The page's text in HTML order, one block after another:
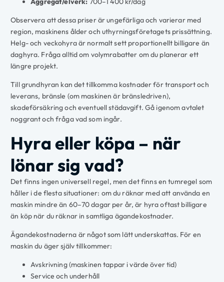
Observera att dessa priser är ungefärliga och varierar med
region, maskinens ålder och uthyrningsföretagets prissättning.
Helg- och veckohyra är normalt sett proportionellt billigare än
daghyra. Fråga alltid om volymrabatter om du planerar ett
längre projekt.
Till grundhyran kan det tillkomma kostnader för transport och
leverans, bränsle (om maskinen är bränsledriven),
skadeförsäkring och eventuell städavgift. Gå igenom avtalet
noggrant och fråga vad som ingår.
Hyra eller köpa – när
lönar sig vad?
Det finns ingen universell regel, men det finns en tumregel som
håller i de flesta situationer: om du räknar med att använda en
maskin mindre än 60–70 dagar per år, är hyra oftast billigare
än köp när du räknar in samtliga ägandekostnader.
Ägandekostnaderna är något som lätt underskattas. För en
maskin du äger själv tillkommer:
Avskrivning (maskinen tappar i värde över tid)
Service och underhåll